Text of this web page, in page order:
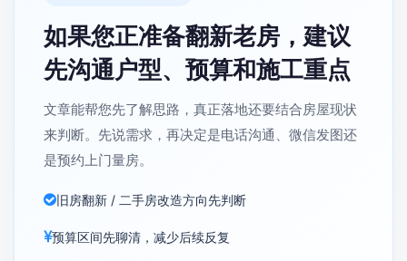
如果您正准备翻新老房，建议
先沟通户型、预算和施工重点
文章能帮您先了解思路，真正落地还要结合房屋现状
来判断。先说需求，再决定是电话沟通、微信发图还
是预约上门量房。
旧房翻新 / 二手房改造方向先判断
预算区间先聊清，减少后续反复